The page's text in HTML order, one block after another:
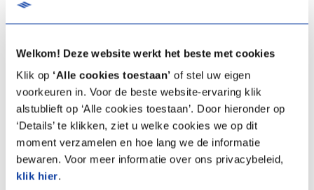
Welkom! Deze website werkt het beste met cookies
Klik op ‘Alle cookies toestaan’ of stel uw eigen
voorkeuren in. Voor de beste website-ervaring klik
alstublieft op ‘Alle cookies toestaan’. Door hieronder op
‘Details’ te klikken, ziet u welke cookies we op dit
moment verzamelen en hoe lang we de informatie
bewaren. Voor meer informatie over ons privacybeleid,
klik hier.
Cette formation se déroule dans leExperience centre d’Itho
Questions
Vous souhaitez participer à l’une de nos formations ? Complétez le
formulaire ci-dessous et nous vous contacterons dans les plus